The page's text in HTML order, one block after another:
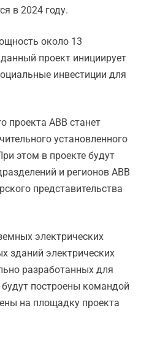
в 2024 году.
около 13
проект инициирует
инвестиции для
проекта ABB станет
установленного
этом в проекте будут
и регионов ABB
представительства
электрических
зданий электрических
разработанных для
построены командой
на площадку проекта